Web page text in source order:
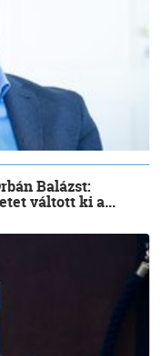
Balázst:
váltott ki a...